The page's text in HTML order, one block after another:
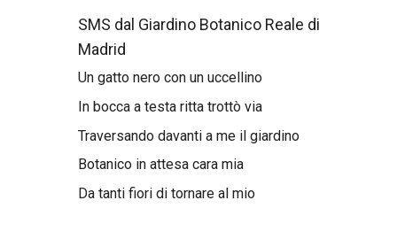
SMS dal Giardino Botanico Reale di
Madrid
Un gatto nero con un uccellino
In bocca a testa ritta trottò via
Traversando davanti a me il giardino
Botanico in attesa cara mia
Da tanti fiori di tornare al mio